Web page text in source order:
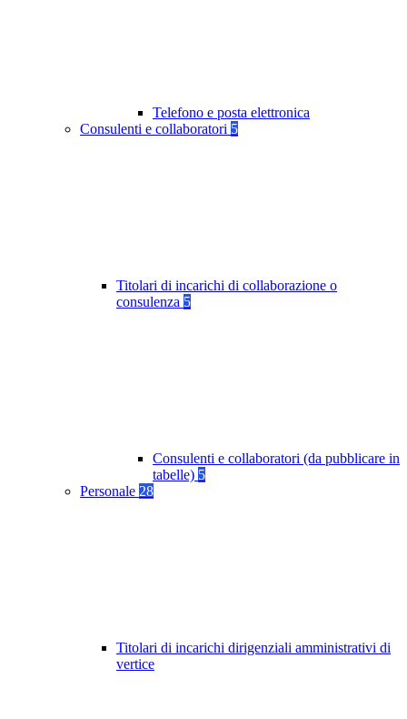
Telefono e posta elettronica
Consulenti e collaboratori 5
Titolari di incarichi di collaborazione o
consulenza 5
Consulenti e collaboratori (da pubblicare in
tabelle) 5
Personale 28
Titolari di incarichi dirigenziali amministrativi di
vertice